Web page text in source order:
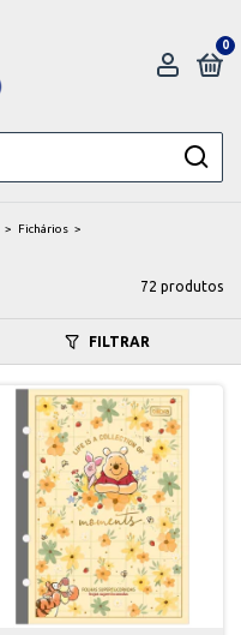
0
> Fichários >
72 produtos
FILTRAR